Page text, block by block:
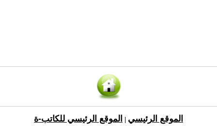
الموقع الرئيسي الموقع الرئيسي للكاتب-ة